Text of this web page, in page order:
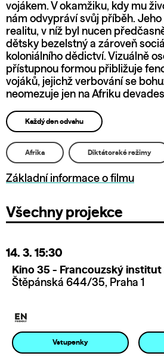
vojákem. V okamžiku, kdy mu
nám odvypráví svůj příběh.
realitu, v níž byl nucen
dětsky bezelstný a zároveň
koloniálního dědictví. Vizuálně
přístupnou formou přibližuje
vojáků, jejichž verbování se
neomezuje jen na Afriku
Každý den odvahu
Afrika Diktátorské režimy
Základní informace o filmu
Všechny projekce
14. 3. 15:30
Kino 35 - Francouzský institut
Štěpánská 644/35, Praha 1
Vstupenky